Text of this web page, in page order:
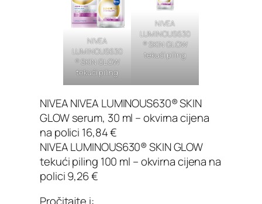
NIVEA
LUMINOUS630
® SKIN GLOW
tekući piling
NIVEA
LUMINOUS630
® SKIN GLOW
tekući piling
NIVEA NIVEA LUMINOUS630® SKIN
GLOW serum, 30 ml – okvirna cijena
na polici 16,84 €
NIVEA LUMINOUS630® SKIN GLOW
tekući piling 100 ml – okvirna cijena na
polici 9,26 €